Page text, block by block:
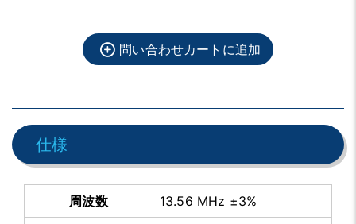
問い合わせカートに追加
仕様
周波数 13.56 MHz ±3%